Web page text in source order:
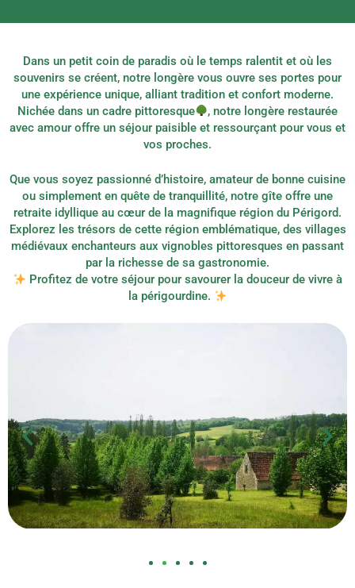
Dans un petit coin de paradis où le temps ralentit et où les
souvenirs se créent, notre longère vous ouvre ses portes pour
une expérience unique, alliant tradition et confort moderne.
Nichée dans un cadre pittoresque
, notre longère restaurée
avec amour offre un séjour paisible et ressourçant pour vous et
vos proches.
Que vous soyez passionné d’histoire, amateur de bonne cuisine
ou simplement en quête de tranquillité, notre gîte offre une
retraite idyllique au cœur de la magnifique région du Périgord.
Explorez les trésors de cette région emblématique, des villages
médiévaux enchanteurs aux vignobles pittoresques en passant
par la richesse de sa gastronomie.
Profitez de votre séjour pour savourer la douceur de vivre à
la périgourdine.